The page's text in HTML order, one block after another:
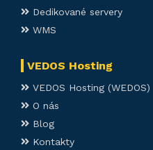
Dedikované servery
WMS
VEDOS Hosting
VEDOS Hosting (WEDOS)
O nás
Blog
Kontakty